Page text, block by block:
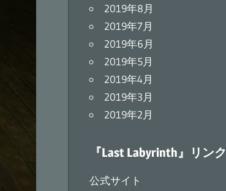
2019年8月
2019年7月
2019年6月
2019年5月
2019年4月
2019年3月
2019年2月
『Last Labyrinth』リンク
公式サイト